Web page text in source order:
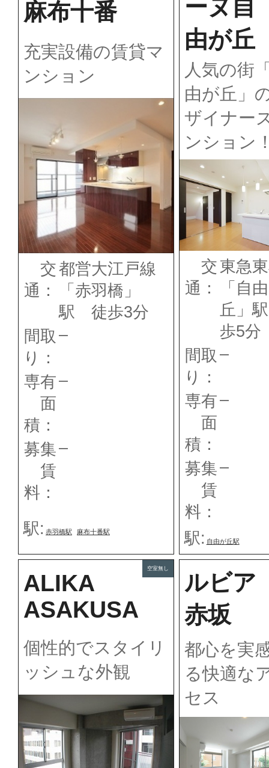
麻布十番
充実設備の賃貸マ
ンション
交
通：
都営大江戸線
「赤羽橋」
駅 徒歩3分
間取
り：
–
専有
面
積：
–
募集
賃
料：
–
駅: 赤羽橋駅 麻布十番駅
ーヌ自
由が丘
人気の街
由が丘」
ザイナー
ンション
交
通：
東急
「自
丘」
歩5分
間取
り：
–
専有
面
積：
–
募集
賃
料：
–
駅: 自由が丘駅
ALIKA
ASAKUSA
個性的でスタイリ
ッシュな外観
空室無し
ルビア
赤坂
都心を実
る快適な
セス